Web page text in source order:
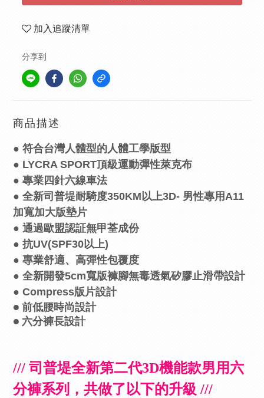
加入追蹤清單
分享到
商品描述
● 符合台灣人體型的人體工學版型
● LYCRA SPORT頂級運動彈性萊克布
● 專業四針六線車法
● 全新司普堤耐騎度350KM以上3D- 男性專用A11
加寬加大版墊片
● 通過歐盟認証無甲荃成份
● 抗UV(SPF30以上)
● 專業舒適、高彈性包覆度
● 全新開發5cm寬版褲腳無毒透氣矽膠止滑帶設計
● Compress版片設計
● 前低腰時尚設計
● 六分褲長設計
/// 司普堤全新第二代3D機能款男用六
分褲系列，共做了以下的升級 ///